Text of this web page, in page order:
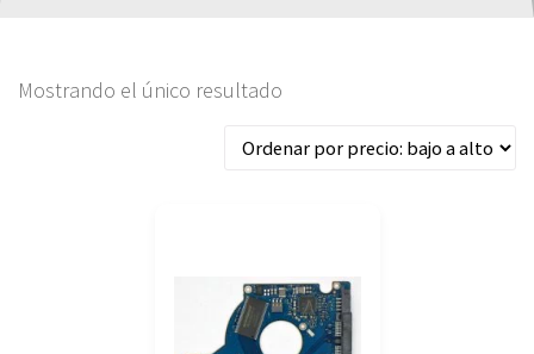
Mostrando el único resultado